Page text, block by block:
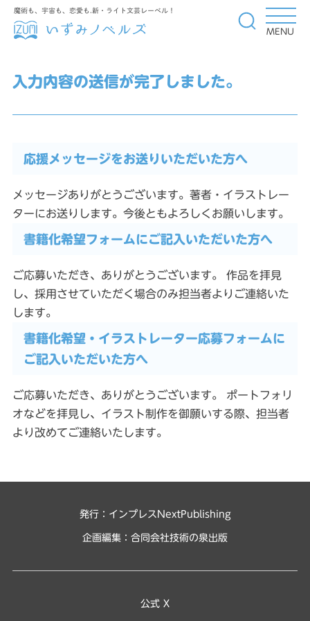
MENU
魔術も、宇宙も、恋愛も.新・ライト文芸レーベル！
入力内容の送信が完了しました。
応援メッセージをお送りいただいた方へ
メッセージありがとうございます。著者・イラストレー
ターにお送りします。今後ともよろしくお願いします。
書籍化希望フォームにご記入いただいた方へ
ご応募いただき、ありがとうございます。 作品を拝見
し、採用させていただく場合のみ担当者よりご連絡いた
します。
書籍化希望・イラストレーター応募フォームに
ご記入いただいた方へ
ご応募いただき、ありがとうございます。 ポートフォリ
オなどを拝見し、イラスト制作を御願いする際、担当者
より改めてご連絡いたします。
発行：インプレスNextPublishing
企画編集： 合同会社技術の泉出版
公式 X